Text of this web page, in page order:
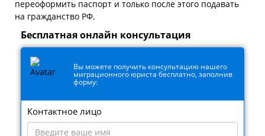
переоформить паспорт и только после этого подавать
на гражданство РФ.
Бесплатная онлайн консультация
Вы можете получить консультацию нашего
миграционного юриста бесплатно, заполнив
форму:
Контактное лицо